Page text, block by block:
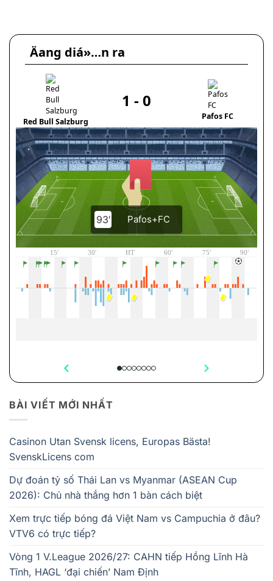
Äang diá»…n ra
Red Bull Salzburg
1 - 0
Pafos FC
BÀI VIẾT MỚI NHẤT
Casinon Utan Svensk licens, Europas Bästa!
SvenskLicens com
Dự đoán tỷ số Thái Lan vs Myanmar (ASEAN Cup
2026): Chủ nhà thắng hơn 1 bàn cách biệt
Xem trực tiếp bóng đá Việt Nam vs Campuchia ở đâu?
VTV6 có trực tiếp?
Vòng 1 V.League 2026/27: CAHN tiếp Hồng Lĩnh Hà
Tĩnh, HAGL ‘đại chiến’ Nam Định